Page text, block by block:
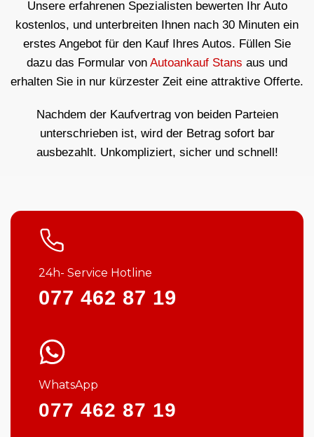
Unsere erfahrenen Spezialisten bewerten Ihr Auto
kostenlos, und unterbreiten Ihnen nach 30 Minuten ein
erstes Angebot für den Kauf Ihres Autos. Füllen Sie
dazu das Formular von Autoankauf Stans aus und
erhalten Sie in nur kürzester Zeit eine attraktive Offerte.
Nachdem der Kaufvertrag von beiden Parteien
unterschrieben ist, wird der Betrag sofort bar
ausbezahlt. Unkompliziert, sicher und schnell!
24h- Service Hotline
077 462 87 19
WhatsApp
077 462 87 19